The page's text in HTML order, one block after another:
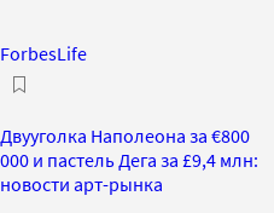
ForbesLife
Двууголка Наполеона за €800
000 и пастель Дега за £9,4 млн:
новости арт-рынка